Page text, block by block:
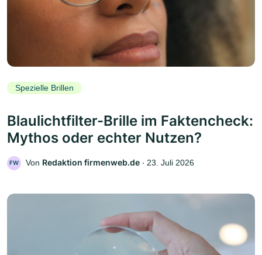
Spezielle Brillen
Blaulichtfilter-Brille im Faktencheck:
Mythos oder echter Nutzen?
FW Von Redaktion firmenweb.de ‧ 23. Juli 2026